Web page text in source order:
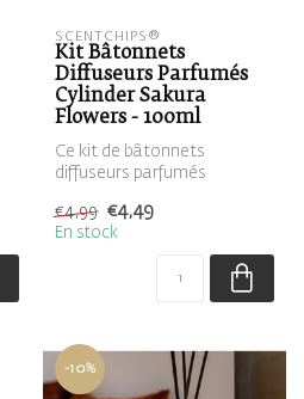
SCENTCHIPS®
Kit Bâtonnets
Diffuseurs Parfumés
Cylinder Sakura
Flowers - 100ml
Ce kit de bâtonnets
diffuseurs parfumés
rempli de l...
€4,99 €4,49
En stock
-10%